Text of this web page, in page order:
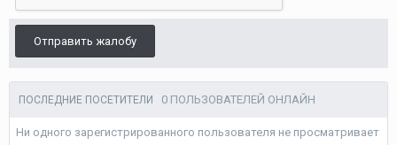
Отправить жалобу
ПОСЛЕДНИЕ ПОСЕТИТЕЛИ 0 ПОЛЬЗОВАТЕЛЕЙ ОНЛАЙН
Ни одного зарегистрированного пользователя не просматривает